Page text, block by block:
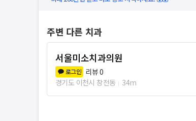
주변 다른 치과
서울미소치과의원
로그인 리뷰0
경기도 이천시 창전동
34m